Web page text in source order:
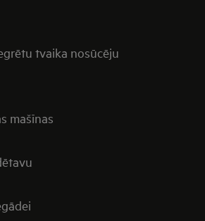
tvaika nosūcēju
mašīnas